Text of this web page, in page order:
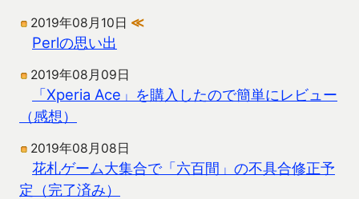
2019年08月10日 ≪
Perlの思い出
2019年08月09日
「Xperia Ace」を購入したので簡単にレビュー
（感想）
2019年08月08日
花札ゲーム大集合で「六百間」の不具合修正予
定（完了済み）